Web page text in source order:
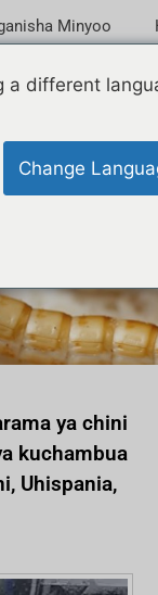
Minyoo
ya chini
kuchambua
Uhispania,
a different
Change